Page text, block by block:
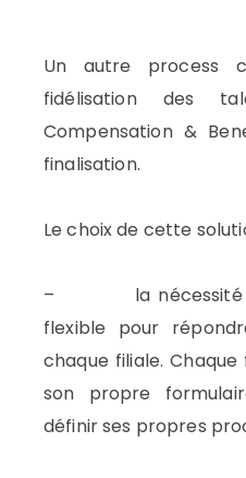
Un autre process
fidélisation des
Compensation &
finalisation.
Le choix de cette
– la nécessité de
flexible pour
chaque filiale.
son propre
définir ses propres